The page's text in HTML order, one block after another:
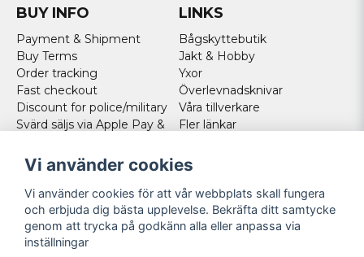
BUY INFO
Payment & Shipment
Buy Terms
Order tracking
Fast checkout
Discount for police/military
Svärd säljs via Apple Pay &
Norweigan customers
Cookies
LINKS
Bågskyttebutik
Jakt & Hobby
Yxor
Överlevnadsknivar
Våra tillverkare
Fler länkar
FOLLOW US
Facebook
Instagram
Vi använder cookies
Vi använder cookies för att vår webbplats skall fungera
och erbjuda dig bästa upplevelse. Bekräfta ditt samtycke
genom att trycka på godkänn alla eller anpassa via
inställningar